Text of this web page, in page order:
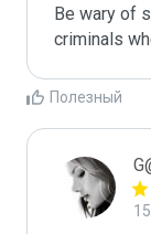
Be wary of
criminals
Полезный